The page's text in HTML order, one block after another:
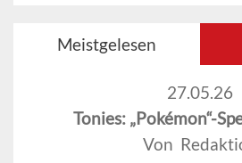
Meistgelesen
27.05.26
Tonies: „Pokémon“-
Von